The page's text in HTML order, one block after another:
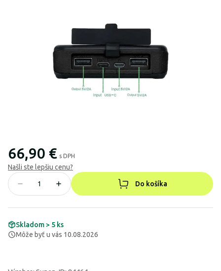
66,90 € s DPH
Našli ste lepšiu cenu?
Do košíka
Skladom > 5 ks
Môže byť u vás 10.08.2026